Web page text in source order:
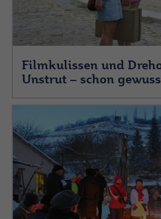
Filmkulissen und
Unstrut – schon